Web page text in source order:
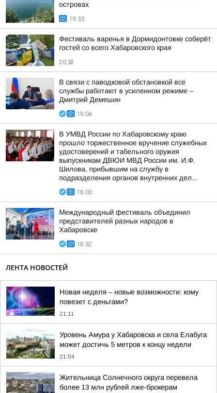
островах
19:33
Фестиваль варенья в Дормидонтовке соберёт
гостей со всего Хабаровского края
20:38
В связи с паводковой обстановкой все
службы работают в усиленном режиме –
Дмитрий Демешин
19:04
В УМВД России по Хабаровскому краю
прошло торжественное вручение служебных
удостоверений и табельного оружия
выпускникам ДВЮИ МВД России им. И.Ф.
Шилова, прибывшим на службу в
подразделения органов внутренних дел...
18:00
Международный фестиваль объединил
представителей разных народов в
Хабаровске
18:32
ЛЕНТА НОВОСТЕЙ
Новая неделя – новые возможности: кому
повезет с деньгами?
21:11
Уровень Амура у Хабаровска и села Елабуга
может достичь 5 метров к концу недели
21:04
Жительница Солнечного округа перевела
более 13 млн рублей лже-брокерам